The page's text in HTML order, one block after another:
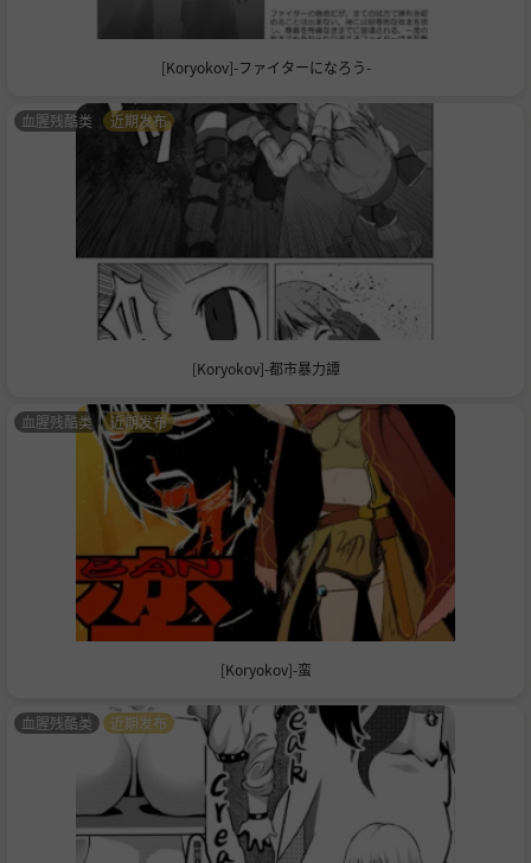
[Koryokov]-ファイターになろう-
[Koryokov]-都市暴力譚
血腥残酷类 近期发布
[Koryokov]-蛮
血腥残酷类 近期发布
血腥残酷类 近期发布